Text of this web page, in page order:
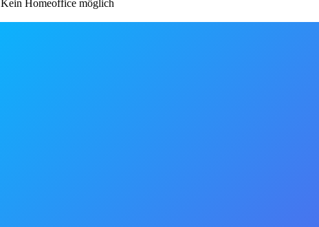
Kein Homeoffice möglich